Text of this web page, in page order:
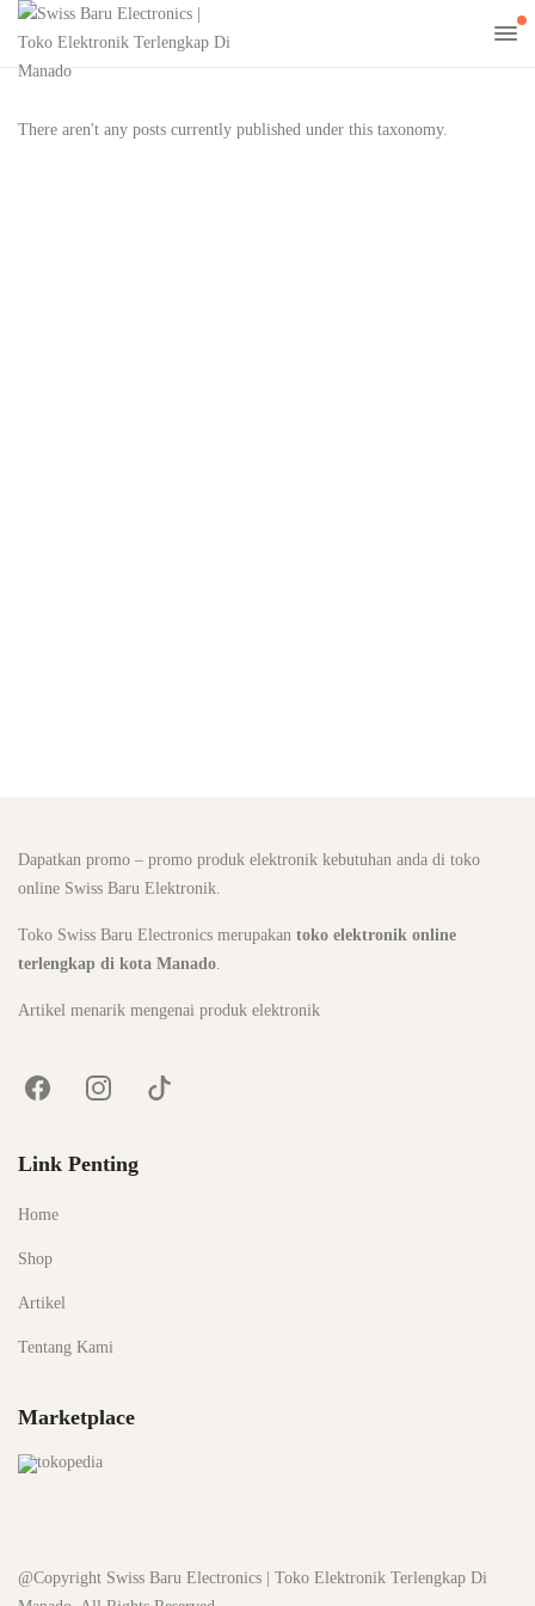
There aren't any posts currently published under this taxonomy.
Dapatkan promo – promo produk elektronik kebutuhan anda di toko
online Swiss Baru Elektronik.
Toko Swiss Baru Electronics merupakan toko elektronik online
terlengkap di kota Manado.
Artikel menarik mengenai produk elektronik
Link Penting
Home
Shop
Artikel
Tentang Kami
Marketplace
@Copyright Swiss Baru Electronics | Toko Elektronik Terlengkap Di